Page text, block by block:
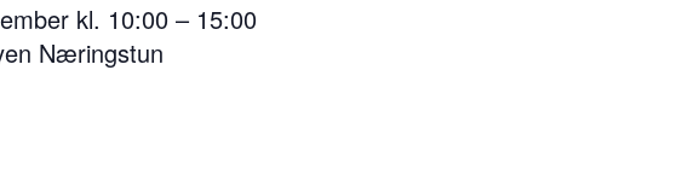
kl. 10:00 – 15:00
Næringstun